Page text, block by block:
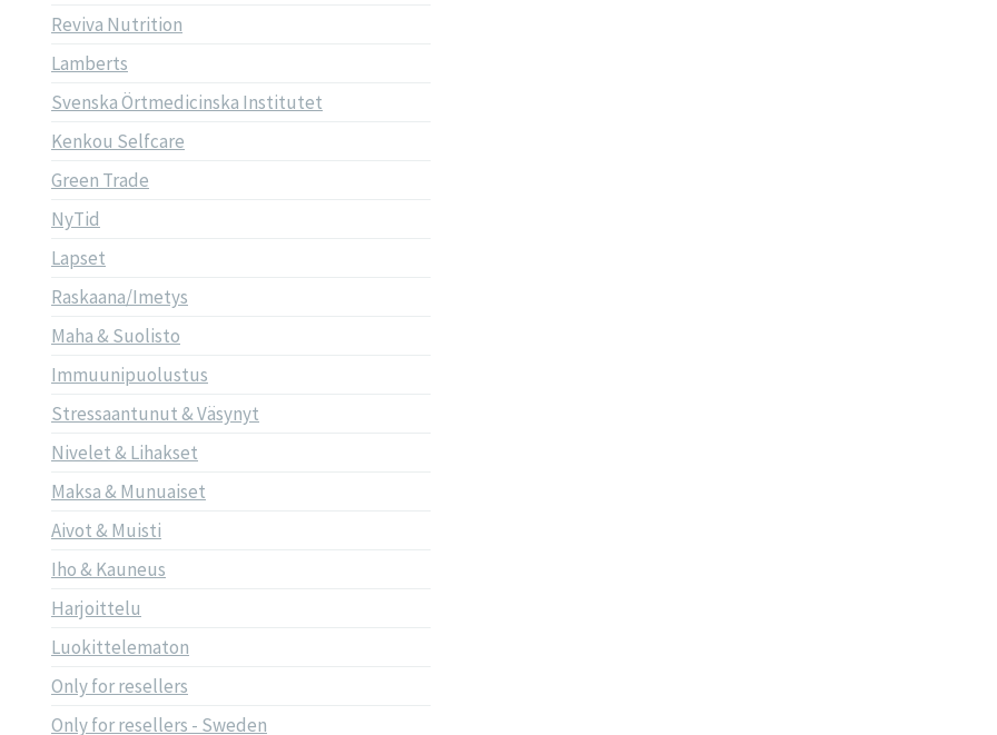
Reviva Nutrition
Lamberts
Svenska Örtmedicinska Institutet
Kenkou Selfcare
Green Trade
NyTid
Lapset
Raskaana/Imetys
Maha & Suolisto
Immuunipuolustus
Stressaantunut & Väsynyt
Nivelet & Lihakset
Maksa & Munuaiset
Aivot & Muisti
Iho & Kauneus
Harjoittelu
Luokittelematon
Only for resellers
Only for resellers - Sweden